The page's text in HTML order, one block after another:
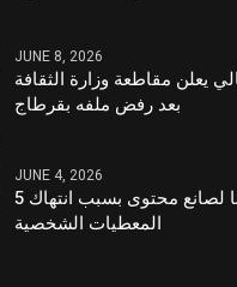
JUNE 8, 2026
يعلن مقاطعة وزارة الثقافة
بعد رفض ملفه بقرطاج
JUNE 4, 2026
5 سنوات سجنا لصانع محتوى بسبب انتهاك
المعطيات الشخصية